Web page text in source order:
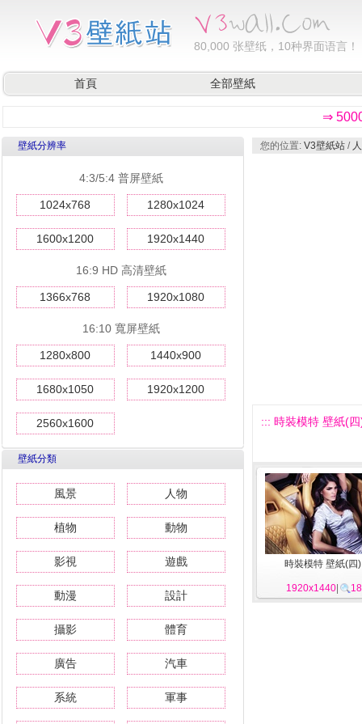
80,000 张壁纸，10种界面语言！
首頁 全部壁紙
⇒
壁紙分辨率
4:3/5:4 普屏壁紙
1024x768 1280x1024
1600x1200 1920x1440
16:9 HD 高清壁紙
1366x768 1920x1080
16:10 寬屏壁紙
1280x800 1440x900
1680x1050 1920x1200
2560x1600
壁紙分類
風景 人物
植物 動物
影視 遊戲
動漫 設計
攝影 體育
廣告 汽車
系統 軍事
您的位置: V3壁紙站 /
::: 時裝模特 壁紙(
時裝模特 壁紙(四
1920x1440